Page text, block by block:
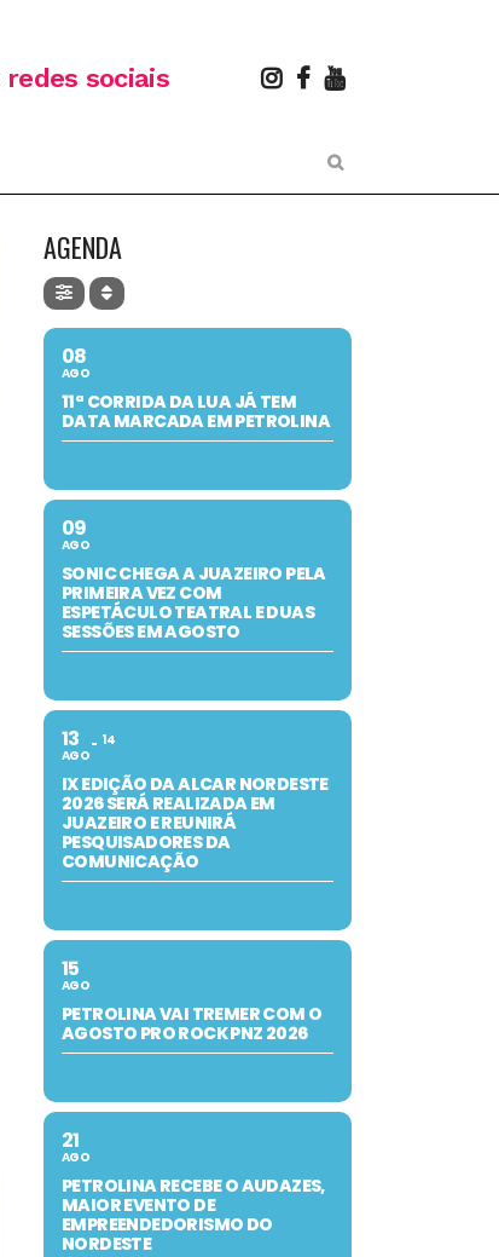
redes sociais
AGENDA
08
AGO
11ª CORRIDA DA LUA JÁ TEM
DATA MARCADA EM PETROLINA
09
AGO
SONIC CHEGA A JUAZEIRO PELA
PRIMEIRA VEZ COM
ESPETÁCULO TEATRAL E DUAS
SESSÕES EM AGOSTO
13
AGO
14
IX EDIÇÃO DA ALCAR NORDESTE
2026 SERÁ REALIZADA EM
JUAZEIRO E REUNIRÁ
PESQUISADORES DA
COMUNICAÇÃO
15
AGO
PETROLINA VAI TREMER COM O
AGOSTO PRO ROCK PNZ 2026
21
AGO
PETROLINA RECEBE O AUDAZES,
MAIOR EVENTO DE
EMPREENDEDORISMO DO
NORDESTE